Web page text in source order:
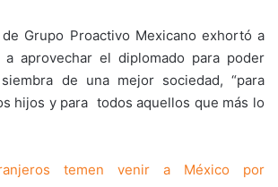
Grupo Proactivo Mexicano exhortó a
a aprovechar el diplomado para poder
de una mejor sociedad, “para
hijos y para todos aquellos que más lo
temen venir a México por